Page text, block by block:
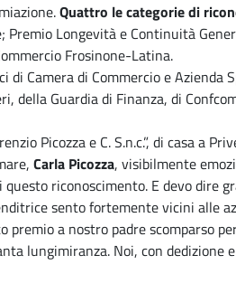
Quattro le categorie di
Premio Longevità e Continuità
Frosinone-Latina.
Camera di Commercio e Azienda
della Guardia di Finanza, di
Picozza e C. S.n.c.”, di casa a
Carla Picozza, visibilmente
riconoscimento. E devo dire
sento fortemente vicini alle
a nostro padre scomparso
lungimiranza. Noi, con dedizione